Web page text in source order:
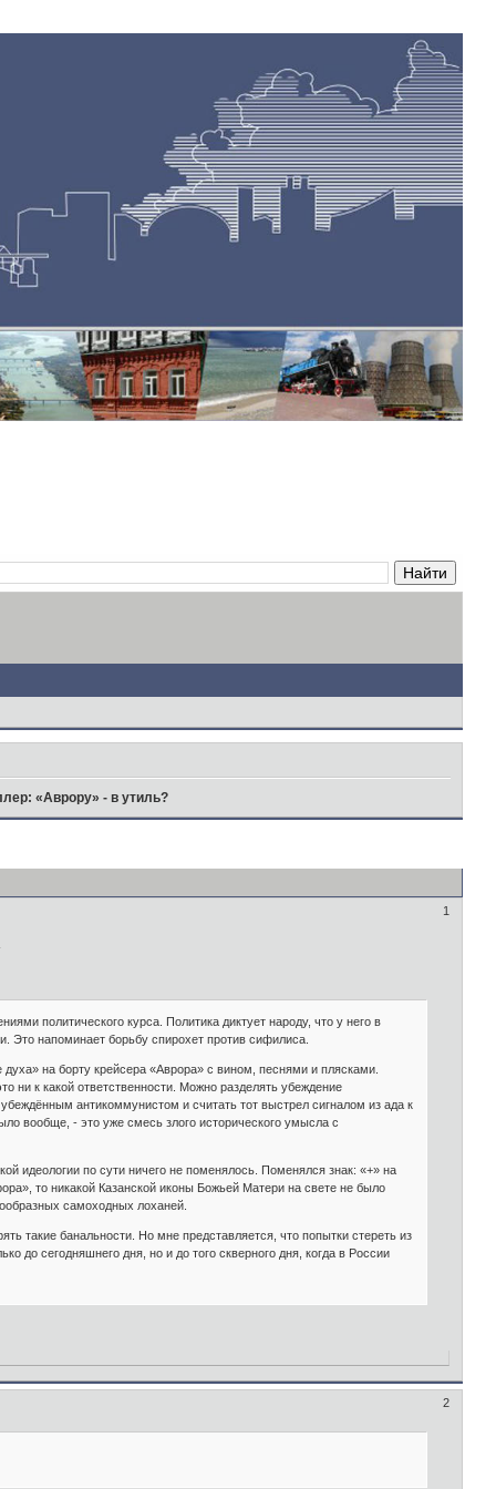
«Аврору» - в утиль?
1
политического курса. Политика диктует народу, что у него в
Это напоминает борьбу спирохет против сифилиса.
на борту крейсера «Аврора» с вином, песнями и плясками.
ни к какой ответ­ственности. Можно разделять убеждение
антикоммунистом и считать тот выстрел сигналом из ада к
вообще, - это уже смесь злого исторического умысла с
идеологии по сути ничего не поменялось. Поменялся знак: «+» на
то никакой Казанской иконы Божьей Матери на свете не было
самоходных лоханей.
такие банальности. Но мне представляется, что попытки стереть из
до сегодняшнего дня, но и до того скверного дня, когда в России
2